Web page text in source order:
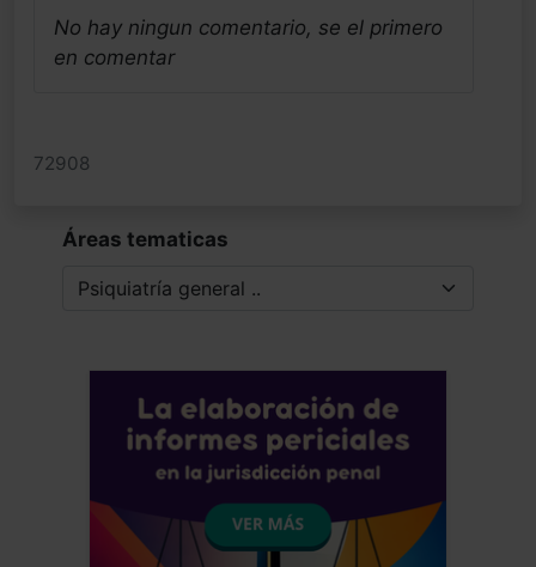
No hay ningun comentario, se el primero
en comentar
72908
Áreas tematicas